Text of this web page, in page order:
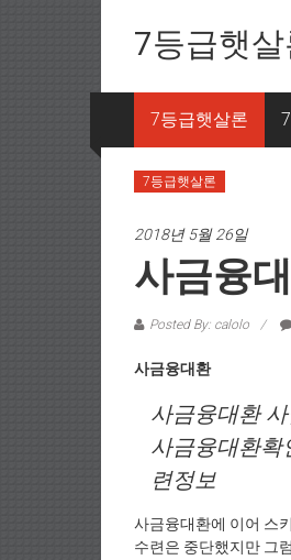
7등급햇
7등급햇살론
7등급햇살론
2018년 5월 26일
사금융
Posted By: calolo
사금융대환
사금융대환
사금융대환확
련정보
사금융대환에 이어 스
수련은 중단했지만 그